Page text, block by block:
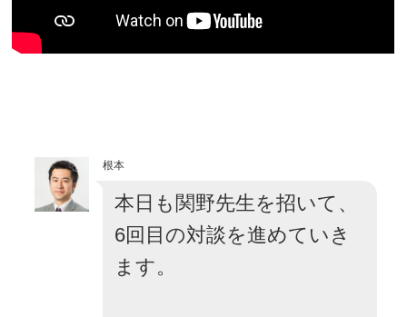
根本
本日も関野先生を招いて、
6回目の対談を進めていき
ます。